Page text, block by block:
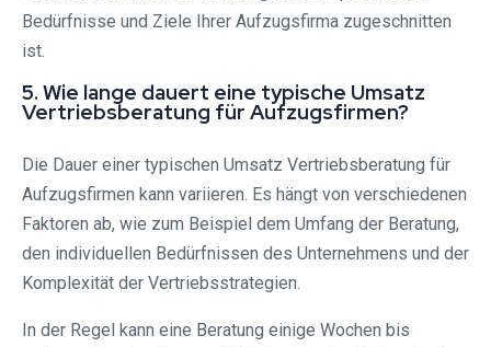
Bedürfnisse und Ziele Ihrer Aufzugsfirma zugeschnitten
ist.
5. Wie lange dauert eine typische Umsatz
Vertriebsberatung für Aufzugsfirmen?
Die Dauer einer typischen Umsatz Vertriebsberatung für
Aufzugsfirmen kann variieren. Es hängt von verschiedenen
Faktoren ab, wie zum Beispiel dem Umfang der Beratung,
den individuellen Bedürfnissen des Unternehmens und der
Komplexität der Vertriebsstrategien.
In der Regel kann eine Beratung einige Wochen bis